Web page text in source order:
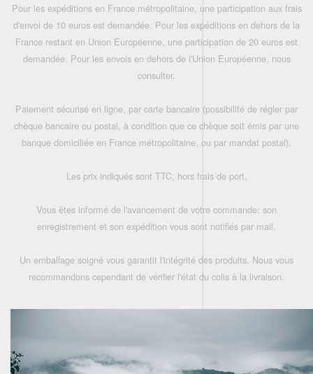
Pour les expéditions en France métropolitaine, une participation aux frais
d'envoi de 10 euros est demandée. Pour les expéditions en dehors de la
France restant en Union Européenne, une participation de 20 euros est
demandée. Pour les envois en dehors de l'Union Européenne, nous
consulter.
Paiement sécurisé en ligne, par carte bancaire (possibilité de régler par
chèque bancaire ou postal, à condition que ce chèque soit émis par une
banque domiciliée en France métropolitaine, ou par mandat postal),
Les prix indiqués sont TTC, hors frais de port,
Vous êtes informé de l'avancement de votre commande: son
enregistrement et son expédition vous sont notifiés par mail.
Un emballage soigné vous garantit l'intégrité des produits. Nous vous
recommandons cependant de vérifier l'état du colis à la livraison.